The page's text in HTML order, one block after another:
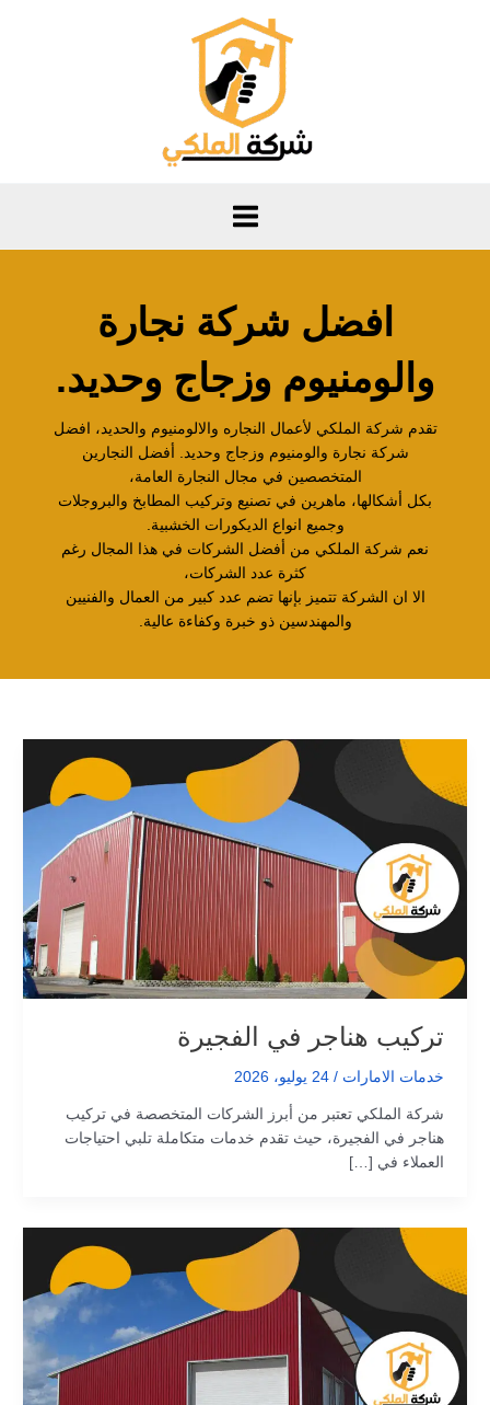
افضل شركة نجارة
والومنيوم وزجاج وحديد.
تقدم شركة الملكي لأعمال النجاره والالومنيوم والحديد، افضل
شركة نجارة والومنيوم وزجاج وحديد. أفضل النجارين
المتخصصين في مجال النجارة العامة،
بكل أشكالها، ماهرين في تصنيع وتركيب المطابخ والبروجلات
وجميع انواع الديكورات الخشبية.
نعم شركة الملكي من أفضل الشركات في هذا المجال رغم
كثرة عدد الشركات،
الا ان الشركة تتميز بإنها تضم عدد كبير من العمال والفنيين
والمهندسين ذو خبرة وكفاءة عالية.
تركيب هناجر في الفجيرة
خدمات الامارات / 24 يوليو، 2026
شركة الملكي تعتبر من أبرز الشركات المتخصصة في تركيب
هناجر في الفجيرة، حيث تقدم خدمات متكاملة تلبي احتياجات
العملاء في […]